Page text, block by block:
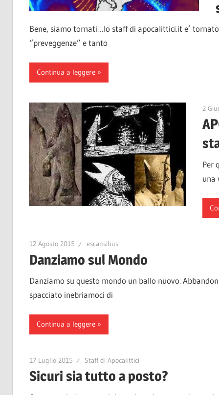
Bene, siamo tornati…lo staff di apocalittici.it e’
“preveggenze” e tanto
Continua a leggere
2
Per
una
12 Agosto 2015 escansibus
Danziamo sul Mondo
Danziamo su questo mondo un ballo nuovo.
spacciato inebriamoci di
Continua a leggere
17 Luglio 2015 Staff di Apocalittici
Sicuri sia tutto a posto?